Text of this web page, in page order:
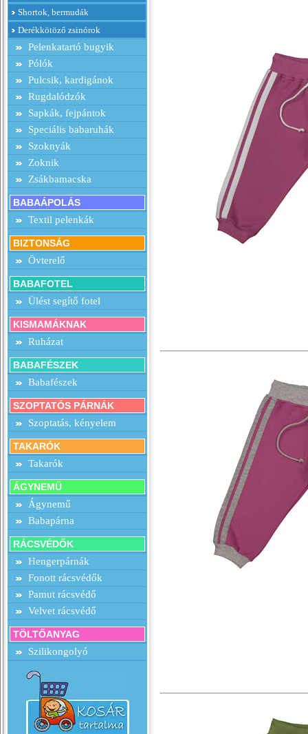
Shortok, bermudák
Derékkötöző zsinórok
Pelenkatartó bugyik
Pólók
Pulcsik, kardigánok
Rugdalódzók
Sapkák, fejpántok
Speciális babaruhák
Szoknyák
Zoknik
Zsákbamacska
BABAÁPOLÁS
Textil pelenkák
BIZTONSÁG
Övterelő
BABAFOTEL
Ülést segítő fotel
KISMAMÁKNAK
Ruházat
BABAFÉSZEK
Babafészek
SZOPTATÓS PÁRNÁK
Szoptatás, kényelem
TAKARÓK
Takarók
ÁGYNEMŰ
Ágynemű
Babapárna
RÁCSVÉDŐK
Hengerpárnák
Fonott rácsvédők
Pamut rácsvédő
Velvet rácsvédő
TÖLTŐANYAG
Szilikongolyó